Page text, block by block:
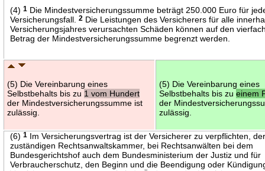
(4)1 Die Mindestversicherungssumme beträgt 250.000 Euro für
Versicherungsfall.2 Die Leistungen des Versicherers für alle
Versicherungsjahres verursachten Schäden können auf den
Betrag der Mindestversicherungssumme begrenzt werden.
(5) Die Vereinbarung eines
Selbstbehalts bis zu 1 vom Hundert
der Mindestversicherungssumme ist
zulässig.
(5) Die Vereinbarung eines
Selbstbehalts bis zueinem
der
zulässig.
(6)1 Im Versicherungsvertrag ist der Versicherer zu verpflichten,
zuständigen Rechtsanwaltskammer, bei Rechtsanwälten bei dem
Bundesgerichtshof auch dem Bundesministerium der Justiz und für
Verbraucherschutz, den Beginn und die Beendigung oder